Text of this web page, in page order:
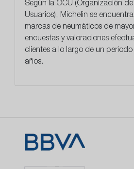
Según la OCU (Organización
Usuarios), Michelin se
marcas de neumáticos de
encuestas y valoraciones
clientes a lo largo de un
años.